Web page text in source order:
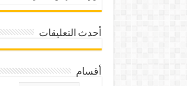
أحدث التعليقات
أقسام